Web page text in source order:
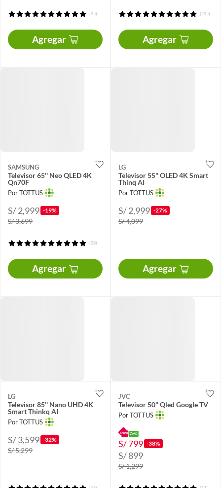
(35)
Agregar
(235)
Agregar
SAMSUNG
Televisor 65'' Neo QLED 4K
Qn70F
Por TOTTUS
S/ 2,999 -19%
S/ 3,699
(28)
Agregar
LG
Televisor 55'' OLED 4K Smart
Thinq AI
Por TOTTUS
S/ 2,999 -27%
S/ 4,099
Agregar
LG
Televisor 85'' Nano UHD 4K
Smart Thinkq AI
Por TOTTUS
S/ 3,599 -32%
S/ 5,299
JVC
Televisor 50'' Qled Google TV
Por TOTTUS
S/ 799 -38%
S/ 899
S/ 1,299